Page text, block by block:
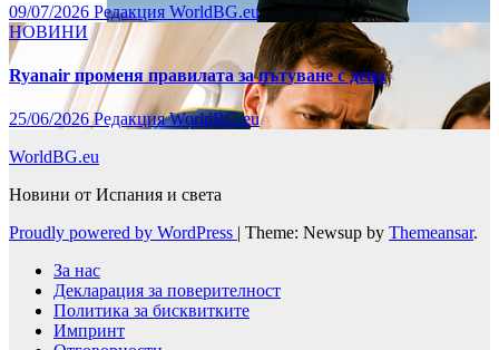
09/07/2026 Редакция WorldBG.eu
НОВИНИ
Ryanair променя правилата за пътуване с деца
25/06/2026Редакция WorldBG.eu
WorldBG.eu
Новини от Испания и света
Proudly powered by WordPress | Theme: Newsup by Themeansar.
За нас
Декларация за поверителност
Политика за бисквитките
Импринт